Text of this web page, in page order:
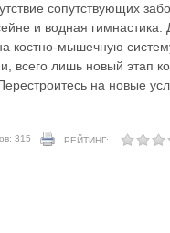
сопутствующих
и водная гимнастика.
костно-мышечную
всего лишь новый этап
на новые
315 РЕЙТИНГ: